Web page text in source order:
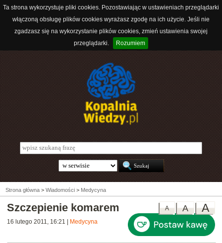
Ta strona wykorzystuje pliki cookies. Pozostawiając w ustawieniach przeglądarki
włączoną obsługę plików cookies wyrażasz zgodę na ich użycie. Jeśli nie
zgadzasz się na wykorzystanie plików cookies, zmień ustawienia swojej
przeglądarki.
Rozumiem
Strona główna > Wiadomości > Medycyna
A
A
A
Szczepienie komarem
16 lutego 2011, 16:21 Medycyna